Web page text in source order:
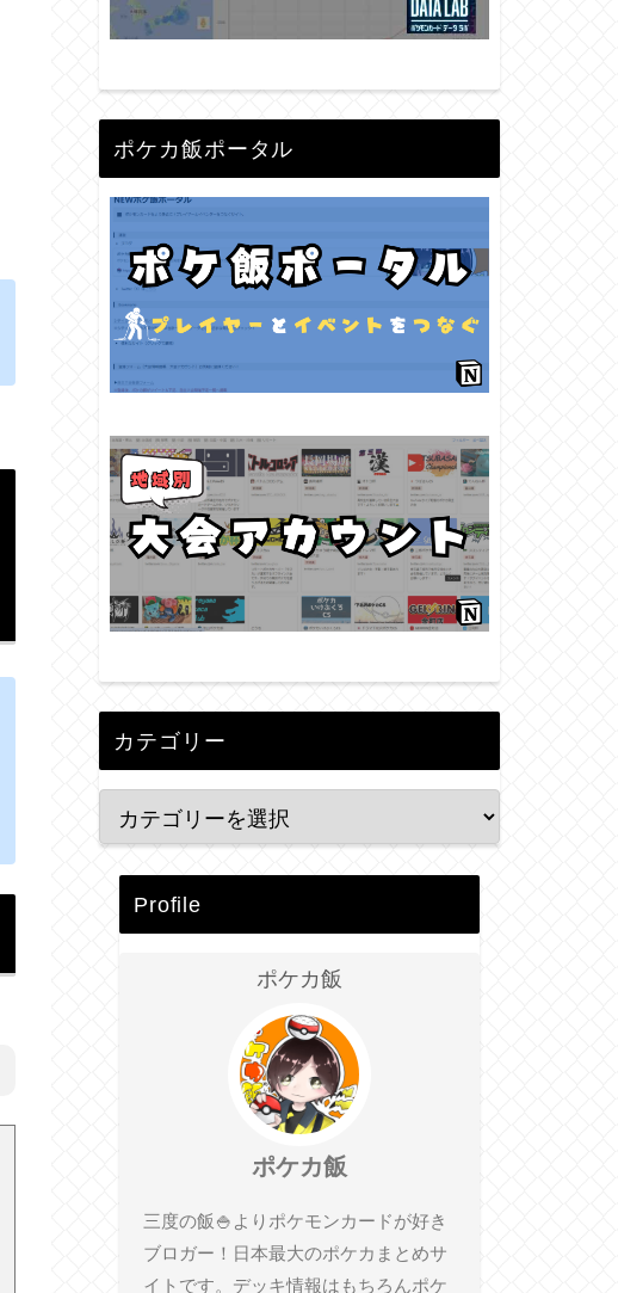
ポケカ飯ポータル
カテゴリー
Profile
ポケカ飯
ポケカ飯
三度の飯🍚よりポケモンカードが好き
ブロガー！日本最大のポケカまとめサ
イトです。デッキ情報はもちろんポケ